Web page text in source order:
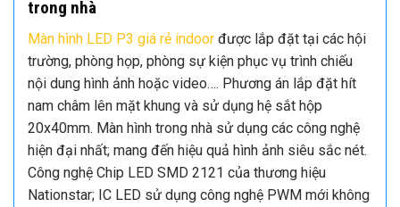
trong nhà
Màn hình LED P3 giá rẻ indoor được lắp đặt tại các hội
trường, phòng họp, phòng sự kiện phục vụ trình chiếu
nội dung hình ảnh hoặc video…. Phương án lắp đặt hít
nam châm lên mặt khung và sử dụng hệ sắt hộp
20x40mm. Màn hình trong nhà sử dụng các công nghệ
hiện đại nhất; mang đến hiệu quả hình ảnh siêu sắc nét.
Công nghệ Chip LED SMD 2121 của thương hiệu
Nationstar; IC LED sử dụng công nghệ PWM mới không